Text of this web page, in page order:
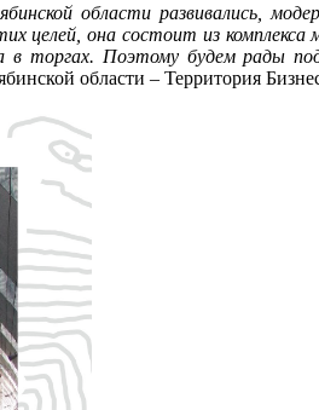
области развивались,
целей, она состоит из
торгах. Поэтому будем рады
области – Территория